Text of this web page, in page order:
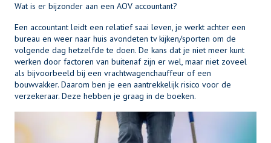
Wat is er bijzonder aan een AOV accountant?
Een accountant leidt een relatief saai leven, je werkt achter een
bureau en weer naar huis avondeten tv kijken/sporten om de
volgende dag hetzelfde te doen. De kans dat je niet meer kunt
werken door factoren van buitenaf zijn er wel, maar niet zoveel
als bijvoorbeeld bij een vrachtwagenchauffeur of een
bouwvakker. Daarom ben je een aantrekkelijk risico voor de
verzekeraar. Deze hebben je graag in de boeken.